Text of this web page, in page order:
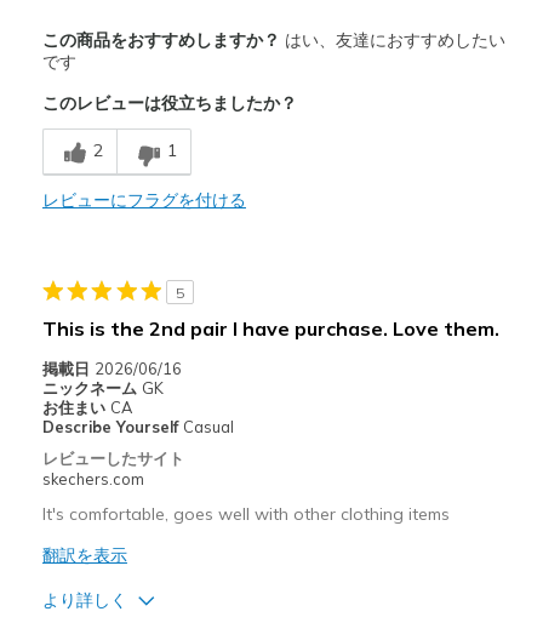
Attractive Design
Breathe Well
Comfortable
Stylish
Casual Wear
Width
Feels true to width
Sizing
View On Shoes
この商品をおすすめしますか？ はい、友達におすすめしたい
です
このレビューは役立ちましたか？
2 1
レビューにフラグを付ける
5
This is the 2nd pair I have purchase. Love them.
掲載日 2026/06/16
ニックネーム GK
お住まい CA
Describe Yourself Casual
レビューしたサイト
skechers.com
It's comfortable, goes well with other clothing items
翻訳を表示
より詳しく